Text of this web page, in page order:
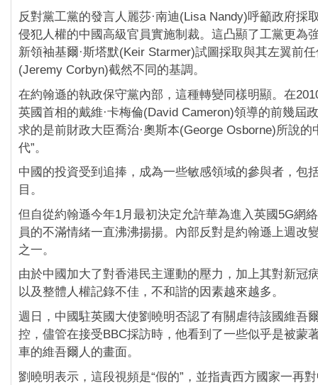
反對黨工黨的發言人麗莎·南迪(Lisa Nandy)呼籲政府採
侵犯人權的中國高級官員實施制裁。這凸顯了工黨更為
新領袖基爾·斯塔默(Keir Starmer)試圖採取與其左翼前
(Jeremy Corbyn)截然不同的基調。
在約翰遜的執政保守黨內部，這種轉變同樣明顯。在
英國首相的戴維·卡梅倫(David Cameron)領導的前幾屆
求的是前財政大臣喬治·奧斯本(George Osborne)所說的
代”。
中國的投資受到追捧，成為一些敏感領域的參與者，包
目。
但自從約翰遜今年1月最初決定允許華為進入英國5G網
員的不滿情緒一直沸沸揚揚。內部反對是約翰遜上週改
之一。
由於中國加大了對香港民主運動的壓力，加上其對新冠
以及整體人權記錄不佳，不和諧的因素越來越多。
週日，中國駐英國大使劉曉明否認了有關虐待該國維吾
控，儘管在接受BBC採訪時，他看到了一些似乎是被蒙
車的維吾爾人的畫面。
劉曉明表示，這段視頻是“假的”，並指責西方國家一再